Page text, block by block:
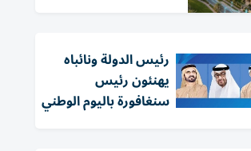
رئيس الدولة ونائباه
يهنئون رئيس
سنغافورة باليوم الوطني